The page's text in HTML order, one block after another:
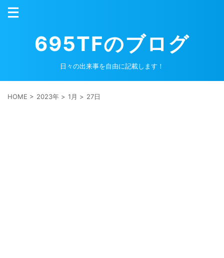
695TFのブログ
日々の出来事を自由に記載します！
HOME > 2023年 > 1月 > 27日